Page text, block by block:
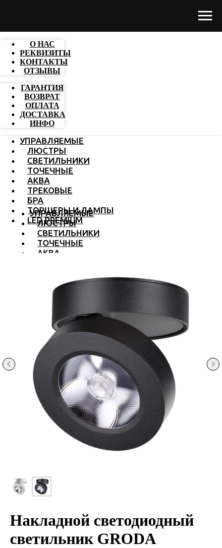
О НАС
РЕКВИЗИТЫ
КОНТАКТЫ
ОТЗЫВЫ
ГАРАНТИЯ
ВОЗВРАТ
ОПЛАТА
ДОСТАВКА
ИНФО
УПРАВЛЯЕМЫЕ
ЛЮСТРЫ
СВЕТИЛЬНИКИ
ТОЧЕЧНЫЕ
АКВА
ТРЕКОВЫЕ
БРА
ТОРШЕРЫ И ЛАМПЫ
LED PREMIUM
УПРАВЛЯЕМЫЕ
ЛЮСТРЫ
СВЕТИЛЬНИКИ
ТОЧЕЧНЫЕ
АКВА
ТОРШЕРЫ И ЛАМПЫ
LED PREMIUM
Накладной светодиодный
светильник GRODA